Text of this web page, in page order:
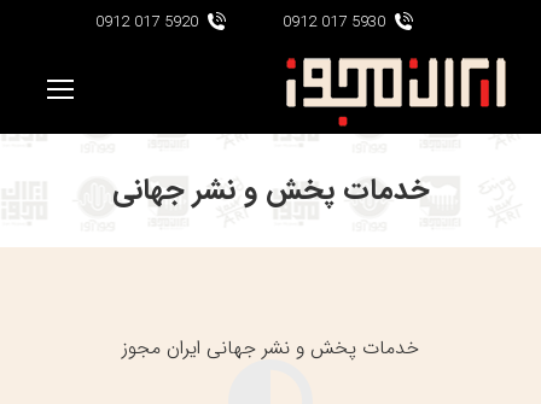
5930 017 0912
5920 017 0912
خدمات پخش و نشر جهانی
خدمات پخش و نشر جهانی ایران مجوز